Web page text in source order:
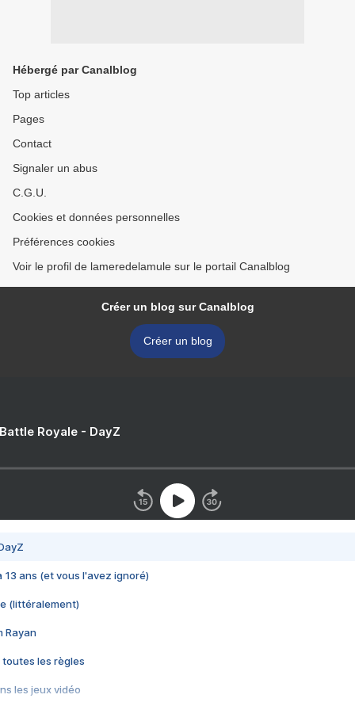
Hébergé par Canalblog
Top articles
Pages
Contact
Signaler un abus
C.G.U.
Cookies et données personnelles
Préférences cookies
Voir le profil de lameredelamule sur le portail Canalblog
Créer un blog sur Canalblog
Créer un blog
Royale - DayZ
13 ans (et vous l'avez ignoré)
(littéralement)
Rayan
toutes les règles
les jeux vidéo